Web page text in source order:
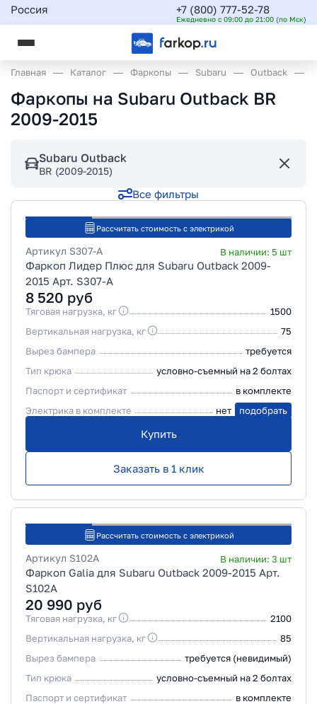
Россия +7 (800) 777-52-78
Ежедневно с 09:00 до 21:00 (по Мск)
Главная Каталог Фаркопы Subaru Outback
Фаркопы на Subaru Outback BR
2009-2015
Subaru Outback
BR (2009-2015)
Все фильтры
Рассчитать стоимость с электрикой
Артикул S307-A В наличии: 5 шт
Фаркоп Лидер Плюс для Subaru Outback 2009-
2015 Арт. S307-A
8 520 руб
Тяговая нагрузка, кг
1500
Вертикальная нагрузка, кг
75
Вырез бампера
требуется
Тип крюка
условно-съемный на 2 болтах
Паспорт и сертификат
в комплекте
Электрика в комплекте
нет подобрать
Купить
Заказать в 1 клик
Рассчитать стоимость с электрикой
Артикул S102A В наличии: 3 шт
Фаркоп Galia для Subaru Outback 2009-2015 Арт.
S102A
20 990 руб
Тяговая нагрузка, кг
2100
Вертикальная нагрузка, кг
85
Вырез бампера
требуется (невидимый)
Тип крюка
условно-съемный на 2 болтах
Паспорт и сертификат
в комплекте